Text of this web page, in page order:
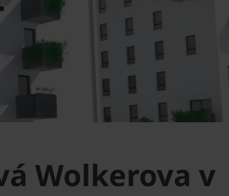
Wolkerova v